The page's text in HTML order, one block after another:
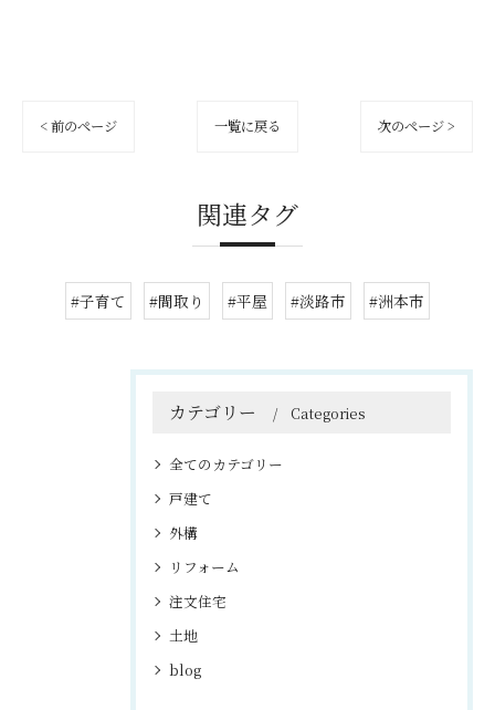
< 前のページ 一覧に戻る 次のページ >
関連タグ
#子育て #間取り #平屋 #淡路市 #洲本市
カテゴリー Categories
全てのカテゴリー
戸建て
外構
リフォーム
注文住宅
土地
blog